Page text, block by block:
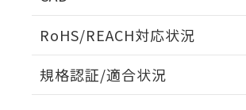
RoHS/REACH対応状況
EU RoHS 注意事項・凡例
規格認証/適合状況